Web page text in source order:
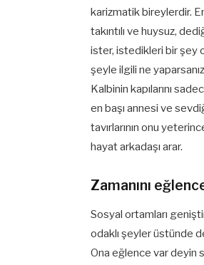
karizmatik bireylerdir.
takıntılı ve huysuz,
ister, istedikleri bir şey
şeyle ilgili ne
Kalbinin kapılarını
en başı annesi ve
tavırlarının onu
hayat arkadaşı arar.
Zamanını
Sosyal ortamları
odaklı şeyler üstünde
Ona eğlence var deyin